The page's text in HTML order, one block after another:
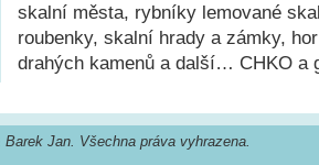
skalní města, rybníky lemované
roubenky, skalní hrady a zámky,
drahých kamenů a další… CHKO a
Jan. Všechna práva vyhrazena.